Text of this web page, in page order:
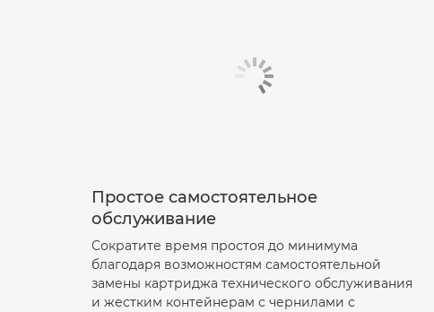
Простое самостоятельное
обслуживание
Сократите время простоя до минимума
благодаря возможностям самостоятельной
замены картриджа технического обслуживания
и жестким контейнерам с чернилами с